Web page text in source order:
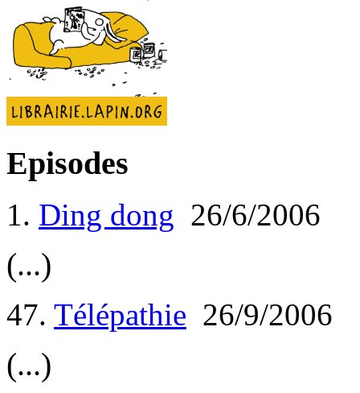
Episodes
1. Ding dong 26/6/2006
(...)
47. Télépathie 26/9/2006
(...)